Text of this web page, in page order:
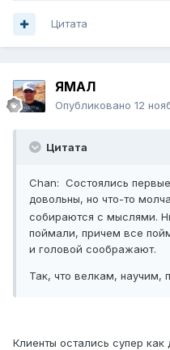
Цитата
ЯМАЛ
Опубликовано 12
Цитата
Сhan: Состоялись
довольны, но что-то
собираются с мыслями.
поймали, причем все
и головой соображают.
Так, что велкам, научим,
Клиенты остались супер